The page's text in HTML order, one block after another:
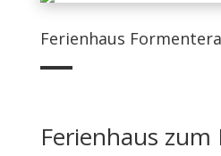
Ferienhaus Formentera
Ferienhaus zum